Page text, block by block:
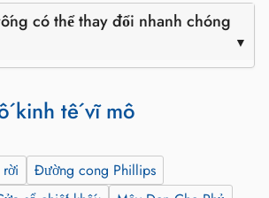
có thể thay đổi nhanh chóng
kinh tế vĩ mô
rời
Đường cong Phillips